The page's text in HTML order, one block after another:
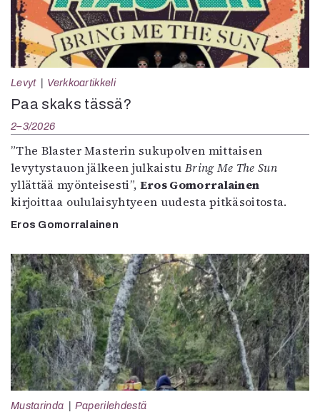
Levyt Verkkoartikkeli
Paa skaks tässä?
2–3/2026
”The Blaster Masterin sukupolven mittaisen
levytystauon jälkeen julkaistu Bring Me The Sun
yllättää myönteisesti”, Eros Gomorralainen
kirjoittaa oululaisyhtyeen uudesta pitkäsoitosta.
Eros Gomorralainen
Mustarinda Paperilehdestä